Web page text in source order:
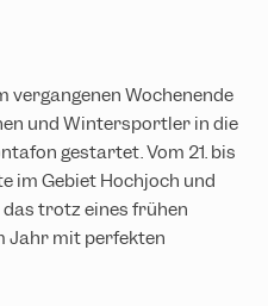
vergangenen Wochenende
und Wintersportler in die
gestartet. Vom 21. bis
im Gebiet Hochjoch und
trotz eines frühen
Jahr mit perfekten